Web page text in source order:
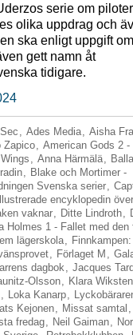
serie om
olika uppdrag och
ska enligt uppgift
gett namn åt
tidigare.
, Ades Media, Aisha
Zapico, American Gods 2 -
, Anna Härmälä,
, Blake och Mortimer -
Svenska serier,
encyklopedin
vaknar, Ditte Lindroth,
Holmes 1 - Fallet med den
lägerskola, Finnkampen:
, Förlaget M ,
dagbok, Jacques
Olsson, Klara Wiksten
, Loka Kanarp,
Kejonen, Missat samtal
fredag, Neil Gaiman,